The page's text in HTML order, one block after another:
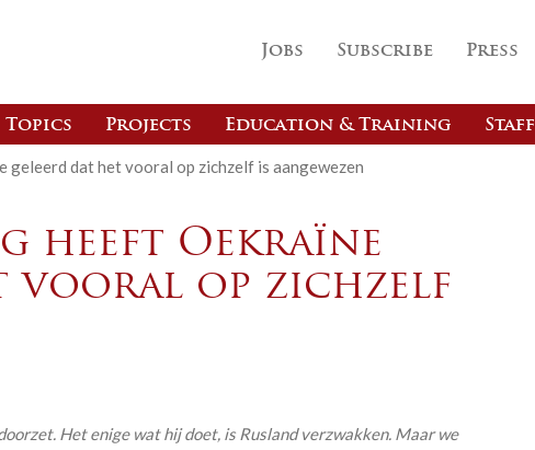
Jobs Subscribe Press
Topics Projects Education & Training Staff
dat het vooral op zichzelf is aangewezen
heeft Oekraïne
vooral op zichzelf
Het enige wat hij doet, is Rusland verzwakken. Maar we